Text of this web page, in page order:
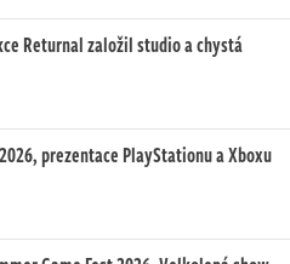
Returnal založil studio a chystá
prezentace PlayStationu a Xboxu